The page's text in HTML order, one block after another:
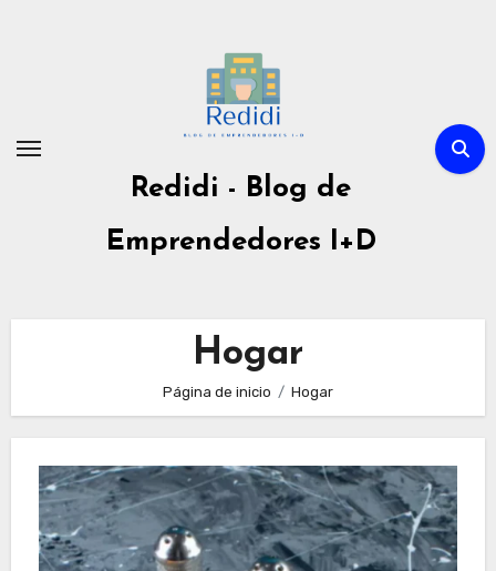
Redidi - Blog de
Emprendedores I+D
Hogar
Página de inicio Hogar